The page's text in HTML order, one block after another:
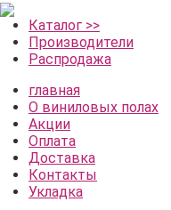
Каталог >>
Производители
Распродажа
главная
О виниловых полах
Акции
Оплата
Доставка
Контакты
Укладка